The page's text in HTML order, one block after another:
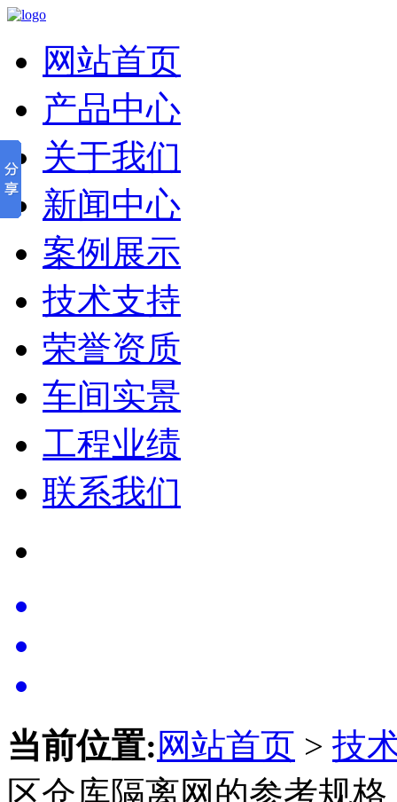
网站首页
产品中心
关于我们
新闻中心
案例展示
技术支持
荣誉资质
车间实景
工程业绩
联系我们
当前位置: 网站首页 > 技
区仓库隔离网的参考规格